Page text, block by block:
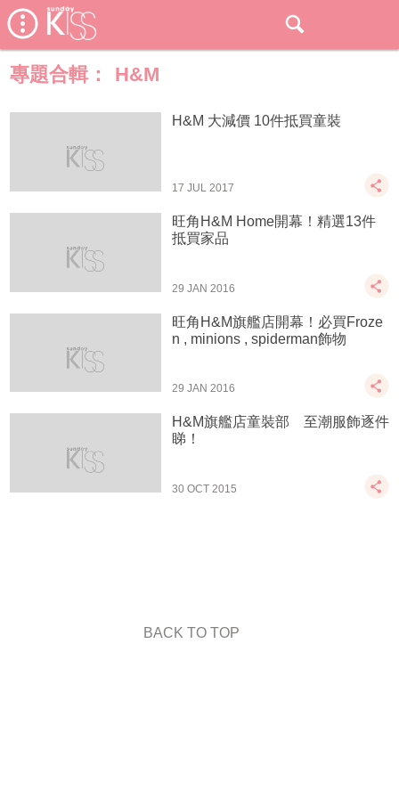
專題合輯： H&M
H&M 大減價 10件抵買童裝
17 JUL 2017
旺角H&M Home開幕！精選13件
抵買家品
29 JAN 2016
旺角H&M旗艦店開幕！必買Froze
n , minions , spiderman飾物
29 JAN 2016
H&M旗艦店童裝部 至潮服飾逐件
睇！
30 OCT 2015
BACK TO TOP